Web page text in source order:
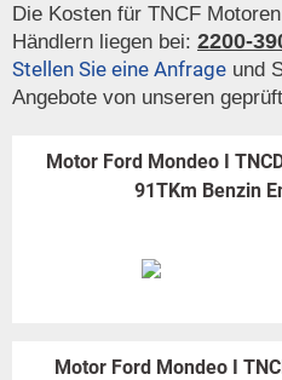
Die Kosten für TNCF
Händlern liegen bei: 2200-
Stellen Sie eine Anfrage und
Angebote von unseren
Motor Ford Mondeo I
91TKm Benzin
Motor Ford Mondeo I